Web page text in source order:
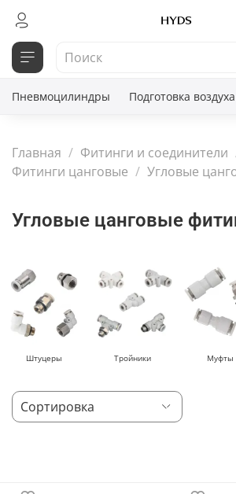
Пневмоцилиндры Подготовка воздуха
Главная
Фитинги и соединители
Фитинги цанговые
Угловые
Угловые цанговые
Штуцеры Тройники Муфты